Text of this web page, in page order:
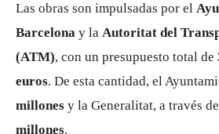
Las obras son impulsadas por el
Barcelona y la Autoritat del
(ATM), con un presupuesto total de
euros. De esta cantidad, el
millones y la Generalitat, a través
millones.